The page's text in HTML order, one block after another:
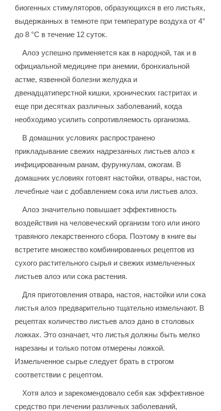
биогенных стимуляторов, образующихся в его листьях,
выдержанных в темноте при температуре воздуха от 4°
до 8 °C в течение 12 суток.
Алоэ успешно применяется как в народной, так и в
официальной медицине при анемии, бронхиальной
астме, язвенной болезни желудка и
двенадцатиперстной кишки, хронических гастритах и
еще при десятках различных заболеваний, когда
необходимо усилить сопротивляемость организма.
В домашних условиях распространено
прикладывание свежих надрезанных листьев алоэ к
инфицированным ранам, фурункулам, ожогам. В
домашних условиях готовят настойки, отвары, настои,
лечебные чаи с добавлением сока или листьев алоэ.
Алоэ значительно повышает эффективность
воздействия на человеческий организм того или иного
травяного лекарственного сбора. Поэтому в книге вы
встретите множество комбинированных рецептов из
сухого растительного сырья и свежих измельченных
листьев алоэ или сока растения.
Для приготовления отвара, настоя, настойки или сока
листья алоэ предварительно тщательно измельчают. В
рецептах количество листьев алоэ дано в столовых
ложках. Это означает, что листья должны быть мелко
нарезаны и только потом отмерены ложкой.
Измельченное сырье следует брать в строгом
соответствии с рецептом.
Хотя алоэ и зарекомендовало себя как эффективное
средство при лечении различных заболеваний,